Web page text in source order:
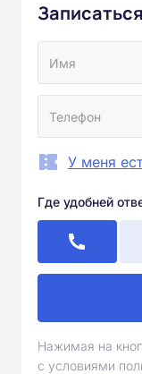
У меня
Где удобней
Нажимая на
с условиями